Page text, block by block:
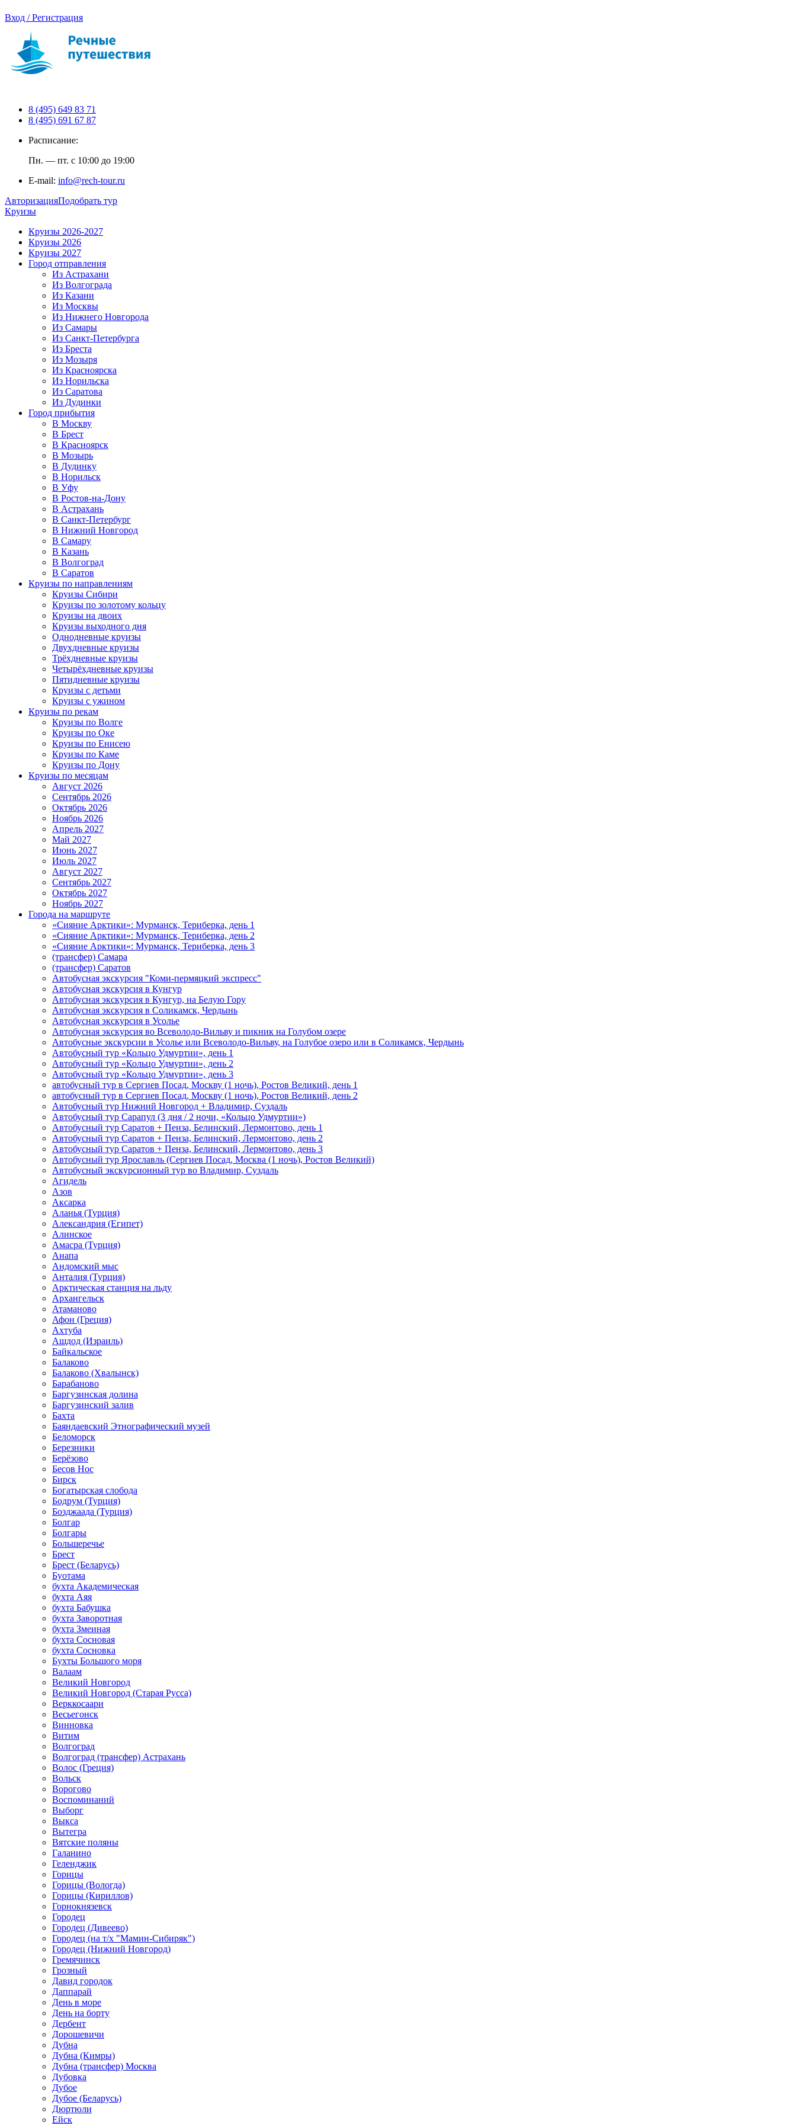
Вход / Регистрация
8 (495) 649 83 71
8 (495) 691 67 87
Расписание:
Пн. — пт. с 10:00 до 19:00
E-mail: info@rech-tour.ru
АвторизацияПодобрать тур
Круизы
Круизы 2026-2027
Круизы 2026
Круизы 2027
Город отправления
Из Астрахани
Из Волгограда
Из Казани
Из Москвы
Из Нижнего Новгорода
Из Самары
Из Санкт-Петербурга
Из Бреста
Из Мозыря
Из Красноярска
Из Норильска
Из Саратова
Из Дудинки
Город прибытия
В Москву
В Брест
В Красноярск
В Мозырь
В Дудинку
В Норильск
В Уфу
В Ростов-на-Дону
В Астрахань
В Санкт-Петербург
В Нижний Новгород
В Самару
В Казань
В Волгоград
В Саратов
Круизы по направлениям
Круизы Сибири
Круизы по золотому кольцу
Круизы на двоих
Круизы выходного дня
Однодневные круизы
Двухдневные круизы
Трёхдневные круизы
Четырёхдневные круизы
Пятидневные круизы
Круизы с детьми
Круизы с ужином
Круизы по рекам
Круизы по Волге
Круизы по Оке
Круизы по Енисею
Круизы по Каме
Круизы по Дону
Круизы по месяцам
Август 2026
Сентябрь 2026
Октябрь 2026
Ноябрь 2026
Апрель 2027
Май 2027
Июнь 2027
Июль 2027
Август 2027
Сентябрь 2027
Октябрь 2027
Ноябрь 2027
Города на маршруте
«Сияние Арктики»: Мурманск, Териберка, день 1
«Сияние Арктики»: Мурманск, Териберка, день 2
«Сияние Арктики»: Мурманск, Териберка, день 3
(трансфер) Самара
(трансфер) Саратов
Автобусная экскурсия "Коми-пермяцкий экспресс"
Автобусная экскурсия в Кунгур
Автобусная экскурсия в Кунгур, на Белую Гору
Автобусная экскурсия в Соликамск, Чердынь
Автобусная экскурсия в Усолье
Автобусная экскурсия во Всеволодо-Вильву и пикник на Голубом озере
Автобусные экскурсии в Усолье или Всеволодо-Вильву, на Голубое озеро или в Соликамск, Чердынь
Автобусный тур «Кольцо Удмуртии», день 1
Автобусный тур «Кольцо Удмуртии», день 2
Автобусный тур «Кольцо Удмуртии», день 3
автобусный тур в Сергиев Посад, Москву (1 ночь), Ростов Великий, день 1
автобусный тур в Сергиев Посад, Москву (1 ночь), Ростов Великий, день 2
Автобусный тур Нижний Новгород + Владимир, Суздаль
Автобусный тур Сарапул (3 дня / 2 ночи, «Кольцо Удмуртии»)
Автобусный тур Саратов + Пенза, Белинский, Лермонтово, день 1
Автобусный тур Саратов + Пенза, Белинский, Лермонтово, день 2
Автобусный тур Саратов + Пенза, Белинский, Лермонтово, день 3
Автобусный тур Ярославль (Сергиев Посад, Москва (1 ночь), Ростов Великий)
Автобусный экскурсионный тур во Владимир, Суздаль
Агидель
Азов
Аксарка
Аланья (Турция)
Александрия (Египет)
Алинское
Амасра (Турция)
Анапа
Андомский мыс
Анталия (Турция)
Арктическая станция на льду
Архангельск
Атаманово
Афон (Греция)
Ахтуба
Ашдод (Израиль)
Байкальское
Балаково
Балаково (Хвалынск)
Барабаново
Баргузинская долина
Баргузинский залив
Бахта
Баяндаевский Этнографический музей
Беломорск
Березники
Берёзово
Бесов Нос
Бирск
Богатырская слобода
Бодрум (Турция)
Бозджаада (Турция)
Болгар
Болгары
Большеречье
Брест
Брест (Беларусь)
Буотама
бухта Академическая
бухта Аяя
бухта Бабушка
бухта Заворотная
бухта Змеиная
бухта Сосновая
бухта Сосновка
Бухты Большого моря
Валаам
Великий Новгород
Великий Новгород (Старая Русса)
Верккосаари
Весьегонск
Винновка
Витим
Волгоград
Волгоград (трансфер) Астрахань
Волос (Греция)
Вольск
Ворогово
Воспоминаний
Выборг
Выкса
Вытегра
Вятские поляны
Галанино
Геленджик
Горицы
Горицы (Вологда)
Горицы (Кириллов)
Горнокнязевск
Городец
Городец (Дивеево)
Городец (на т/х "Мамин-Сибиряк")
Городец (Нижний Новгород)
Гремячинск
Грозный
Давид городок
Даппарай
День в море
День на борту
Дербент
Дорошевичи
Дубна
Дубна (Кимры)
Дубна (трансфер) Москва
Дубовка
Дубое
Дубое (Беларусь)
Дюртюли
Ейск